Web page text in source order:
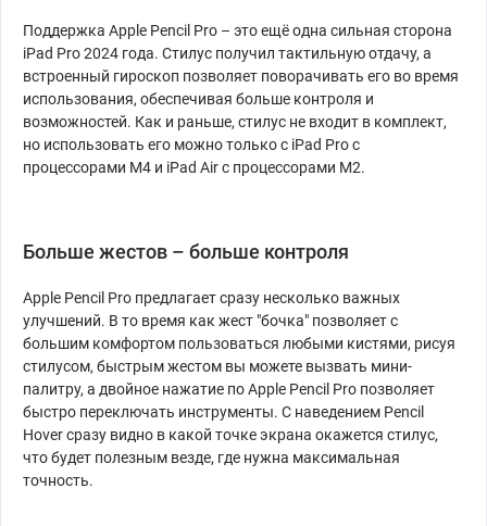
Поддержка Apple Pencil Pro – это ещё одна сильная сторона
iPad Pro 2024 года. Стилус получил тактильную отдачу, а
встроенный гироскоп позволяет поворачивать его во время
использования, обеспечивая больше контроля и
возможностей. Как и раньше, стилус не входит в комплект,
но использовать его можно только с iPad Pro c
процессорами M4 и iPad Air c процессорами M2.
Больше жестов – больше контроля
Apple Pencil Pro предлагает сразу несколько важных
улучшений. В то время как жест "бочка" позволяет с
большим комфортом пользоваться любыми кистями, рисуя
стилусом, быстрым жестом вы можете вызвать мини-
палитру, а двойное нажатие по Apple Pencil Pro позволяет
быстро переключать инструменты. С наведением Pencil
Hover сразу видно в какой точке экрана окажется стилус,
что будет полезным везде, где нужна максимальная
точность.